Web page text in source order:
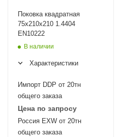
Поковка квадратная
75х210х210 1.4404
EN10222
В наличии
Характеристики
Импорт DDP от 20тн
общего заказа
Цена по запросу
Россия EXW от 20тн
общего заказа